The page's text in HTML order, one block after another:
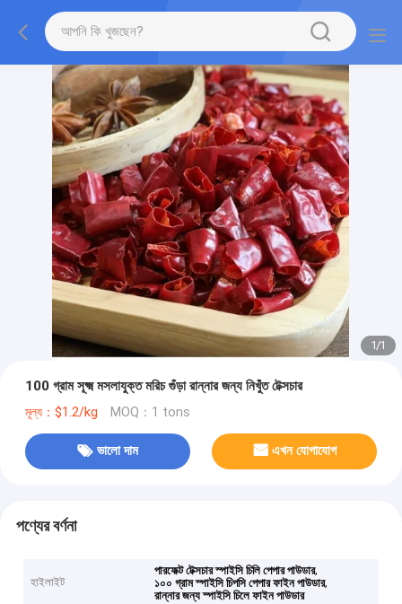
1/1
100 গ্রাম সূক্ষ্ম মসলাযুক্ত মরিচ গুঁড়া রান্নার জন্য নিখুঁত টেক্সচার
মূল্য：$1.2/kg MOQ：1 tons
ভালো দাম এখন যোগাযোগ
পণ্যের বর্ণনা
হাইলাইট
পারফেক্ট টেক্সচার স্পাইসি চিলি পেপার পাউডার,
১০০ গ্রাম স্পাইসি চিপসি পেপার ফাইন পাউডার,
রান্নার জন্য স্পাইসি চিলে ফাইন পাউডার